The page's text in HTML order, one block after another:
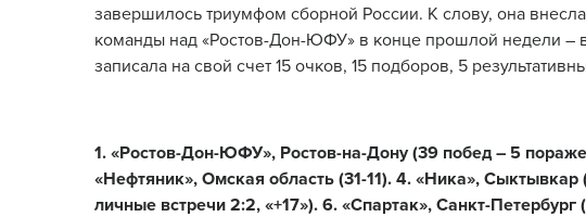
завершилось триумфом сборной России. К слову, она
команды над «Ростов-Дон-ЮФУ» в конце прошлой недели –
записала на свой счет 15 очков, 15 подборов, 5
1. «Ростов-Дон-ЮФУ», Ростов-на-Дону (39 побед – 5
«Нефтяник», Омская область (31-11). 4. «Ника»,
личные встречи 2:2, «+17»). 6. «Спартак», Санкт-